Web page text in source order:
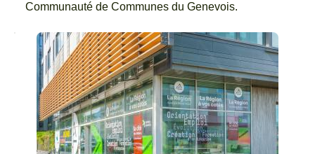
Communauté de Communes du Genevois.